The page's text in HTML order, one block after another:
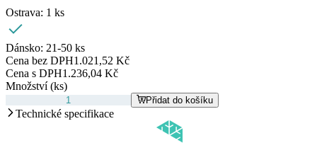
Ostrava: 1 ks
Dánsko: 21-50 ks
Cena bez DPH1.021,52 Kč
Cena s DPH1.236,04 Kč
Množství (ks)
Přidat do košíku
Technické specifikace